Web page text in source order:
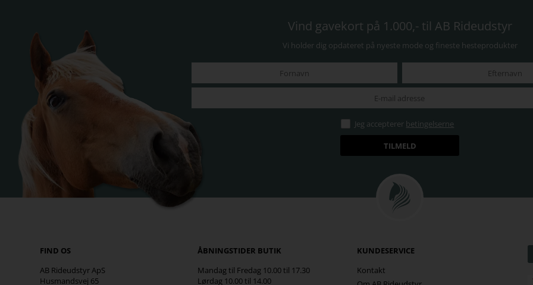
Vind gavekort på 1.000,- til AB Rideudstyr
Vi holder dig opdateret på nyeste mode og fineste hesteprodukter
Jeg accepterer betingelserne
FIND OS
AB Rideudstyr ApS
Husmandsvej 65
ÅBNINGSTIDER BUTIK
Mandag til Fredag 10.00 til 17.30
Lørdag 10.00 til 14.00
KUNDESERVICE
Kontakt